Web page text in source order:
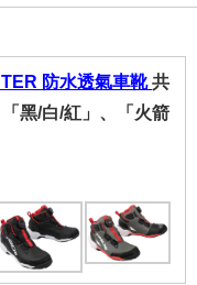
防水透氣車靴 共
黑/白/紅」、「火箭